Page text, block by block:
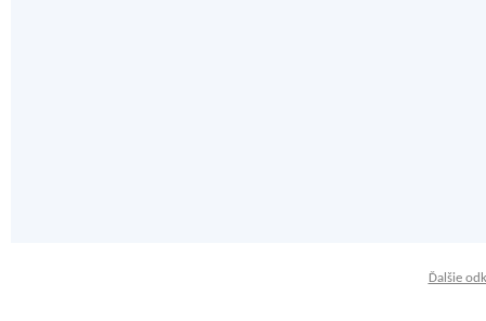
Ďalšie